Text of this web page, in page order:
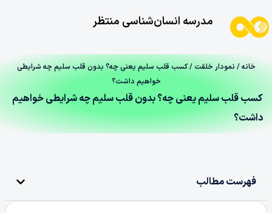
مدرسه انسان‌شناسی منتظر
خانه/ نمودار خلقت/ کسب قلب سلیم یعنی چه؟ بدون قلب سلیم چه شرایطی
خواهیم داشت؟
کسب قلب سلیم یعنی چه؟ بدون قلب سلیم چه شرایطی خواهیم
داشت؟
فهرست مطالب